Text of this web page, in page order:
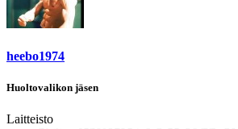
heebo1974
Huoltovalikon jäsen
Laitteisto